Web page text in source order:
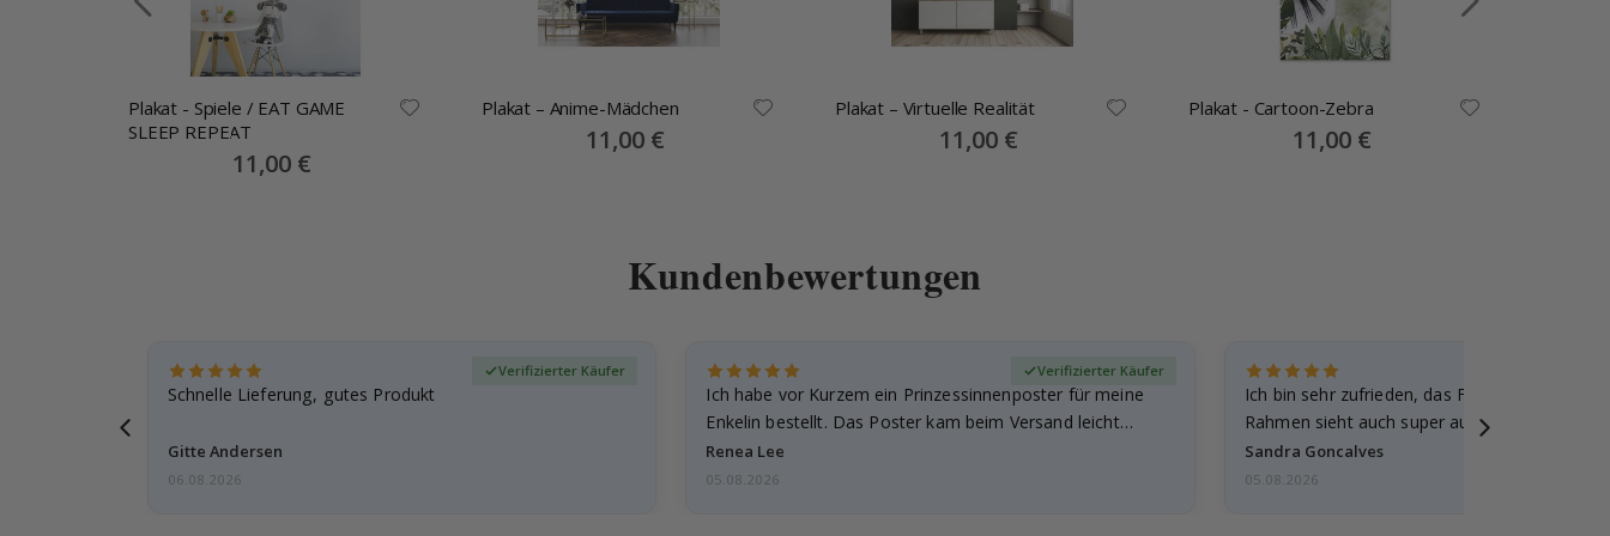
Plakat - Spiele / EAT GAME
SLEEP REPEAT
Special
Price
11,00 €
Plakat – Anime-Mädchen
Special
Price
11,00 €
Plakat – Virtuelle Realität
Special
Price
11,00 €
Plakat - Cartoon-Zebra
Special
Price
11,00 €
Kundenbewertungen
Schnelle Lieferung, gutes Produkt
Gitte Andersen
Verifizierter Käufer
06.08.2026
Ich habe vor Kurzem ein Prinzessinnenposter für meine
Enkelin bestellt. Das Poster kam beim Versand leicht
beschädigt…
Renea Lee
Verifizierter Käufer
05.08.2026
Ich bin sehr zufrieden, das Foto ist toll
Rahmen sieht auch super aus. Die Lieferung
außerdem…
Sandra Goncalves
05.08.2026